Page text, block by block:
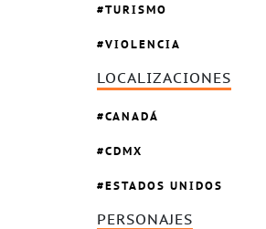
TURISMO
VIOLENCIA
LOCALIZACIONES
CANADÁ
CDMX
ESTADOS UNIDOS
PERSONAJES